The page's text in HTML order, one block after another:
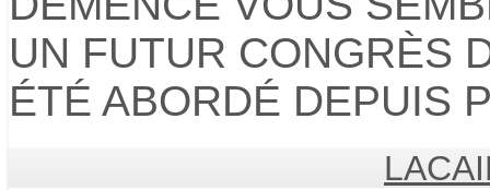
UN FUTUR CONGRÈS
ÉTÉ ABORDÉ DEPUIS